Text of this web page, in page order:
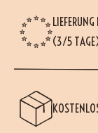
(3/5